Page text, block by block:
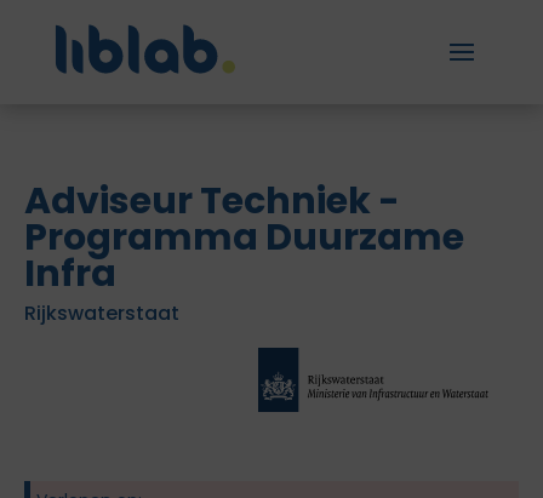
Adviseur Techniek -
Programma Duurzame
Infra
Rijkswaterstaat